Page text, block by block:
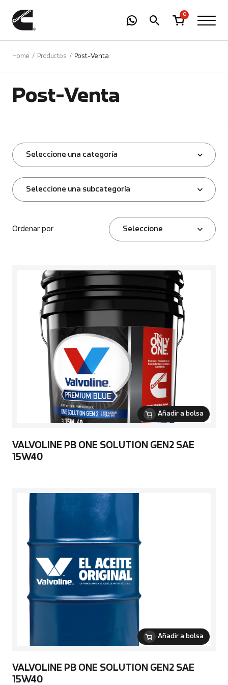
0
Home Productos Post-Venta
Post-Venta
Seleccione una categoría
Seleccione una subcategoría
Ordenar por Seleccione
Añadir a bolsa
VALVOLINE PB ONE SOLUTION GEN2 SAE
15W40
Añadir a bolsa
VALVOLINE PB ONE SOLUTION GEN2 SAE
15W40